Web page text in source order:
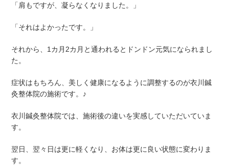
「肩もですが、凝らなくなりました。」
「それはよかったです。」
それから、1カ月2カ月と通われるとドンドン元気になられまし
た。
症状はもちろん、美しく健康になるように調整するのが衣川鍼
灸整体院の施術です。♪
衣川鍼灸整体院では、施術後の違いを実感していただいていま
す。
翌日、翌々日は更に軽くなり、お体は更に良い状態に変わりま
す。